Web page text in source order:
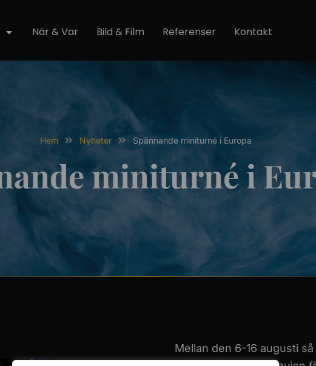
När & Var Bild & Film Referenser Kontakt
Hem Nyheter Spännande miniturné i Europa
miniturné i
Mellan den 6-16 augusti